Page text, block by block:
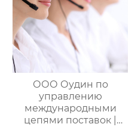
ООО Оудин по
управлению
международными
цепями поставок |